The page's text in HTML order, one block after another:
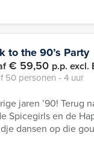
to the 90’s Party
€ 59,50 p.p. excl.
50 personen ‐ 4 uur
jaren ’90! Terug
Spicegirls en de
dansen op die